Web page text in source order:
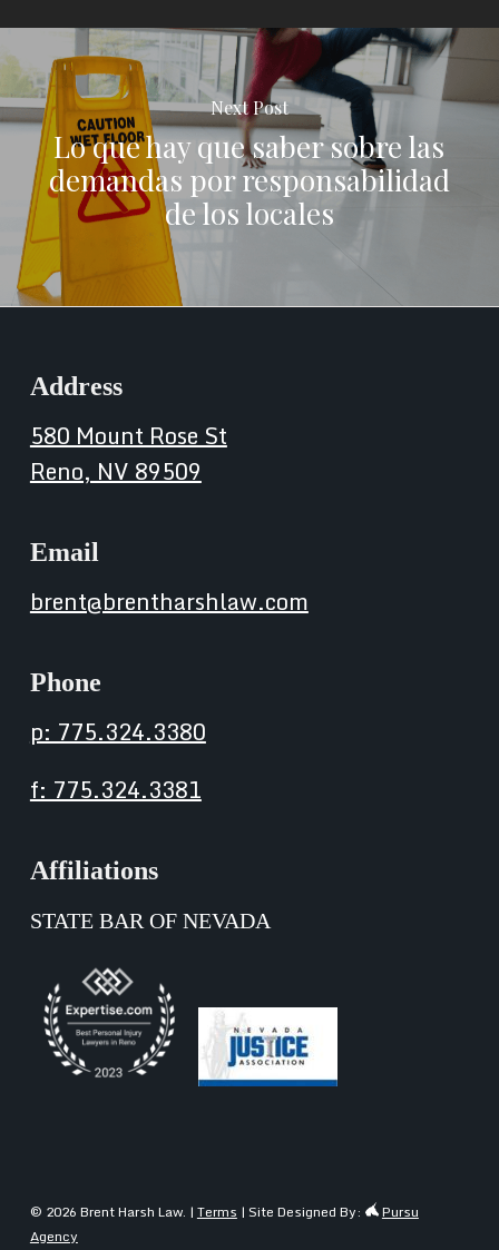
Next Post
Lo que hay que saber sobre las
demandas por responsabilidad
de los locales
Address
580 Mount Rose St
Reno, NV 89509
Email
brent@brentharshlaw.com
Phone
p: 775.324.3380
f: 775.324.3381
Affiliations
STATE BAR OF NEVADA
© 2026 Brent Harsh Law. | Terms | Site Designed By:
Pursu
Agency